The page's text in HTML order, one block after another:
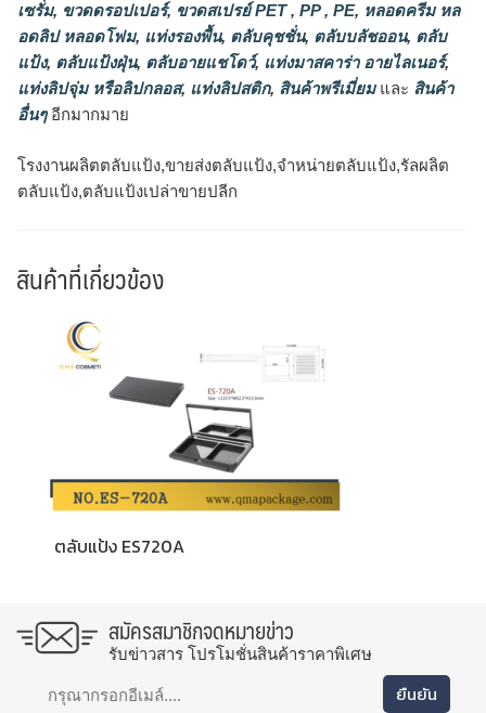
เซรั่ม, ขวดดรอปเปอร์, ขวดสเปรย์ PET , PP , PE, หลอดครีม หล
อดลิป หลอดโฟม, แท่งรองพื้น, ตลับคุชชั่น, ตลับบลัชออน, ตลับ
แป้ง, ตลับแป้งฝุ่น, ตลับอายแชโดว์, แท่งมาสคาร่า อายไลเนอร์,
แท่งลิปจุ่ม หรือลิปกลอส, แท่งลิปสติก, สินค้าพรีเมี่ยมและ สินค้า
อื่นๆอีกมากมาย
โรงงานผลิตตลับแป้ง,ขายส่งตลับแป้ง,จำหน่ายตลับแป้ง,รัลผลิต
ตลับแป้ง,ตลับแป้งเปล่าขายปลีก
สินค้าที่เกี่ยวข้อง
ตลับแป้ง ES720A
สมัครสมาชิกจดหมายข่าว
รับข่าวสาร โปรโมชั่นสินค้าราคาพิเศษ